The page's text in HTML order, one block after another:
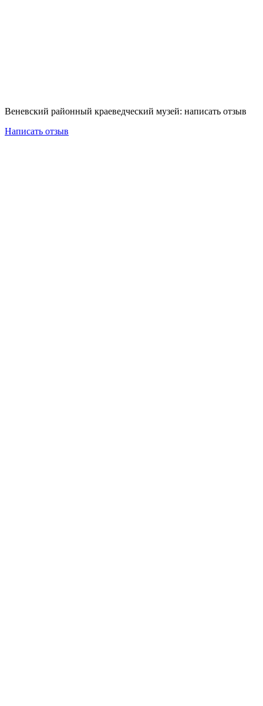
Веневский районный краеведческий музей: написать отзыв
Написать отзыв